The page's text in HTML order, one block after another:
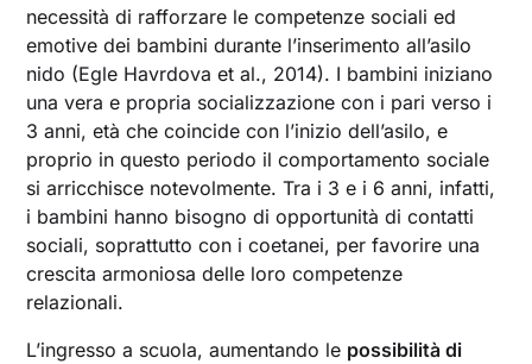
necessità di rafforzare le competenze sociali ed
emotive dei bambini durante l’inserimento all’asilo
nido (Egle Havrdova et al., 2014). I bambini iniziano
una vera e propria socializzazione con i pari verso i
3 anni, età che coincide con l’inizio dell’asilo, e
proprio in questo periodo il comportamento sociale
si arricchisce notevolmente. Tra i 3 e i 6 anni, infatti,
i bambini hanno bisogno di opportunità di contatti
sociali, soprattutto con i coetanei, per favorire una
crescita armoniosa delle loro competenze
relazionali.
L’ingresso a scuola, aumentando le possibilità di